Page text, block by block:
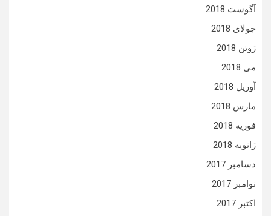
آگوست 2018
جولای 2018
ژوئن 2018
می 2018
آوریل 2018
مارس 2018
فوریه 2018
ژانویه 2018
دسامبر 2017
نوامبر 2017
اکتبر 2017